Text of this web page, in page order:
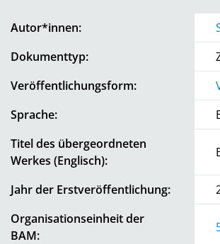
Autor*innen:
Dokumenttyp:
Veröffentlichungsform:
Sprache:
Titel des übergeordneten
Werkes (Englisch):
Jahr der Erstveröffentlichung:
Organisationseinheit der
BAM: